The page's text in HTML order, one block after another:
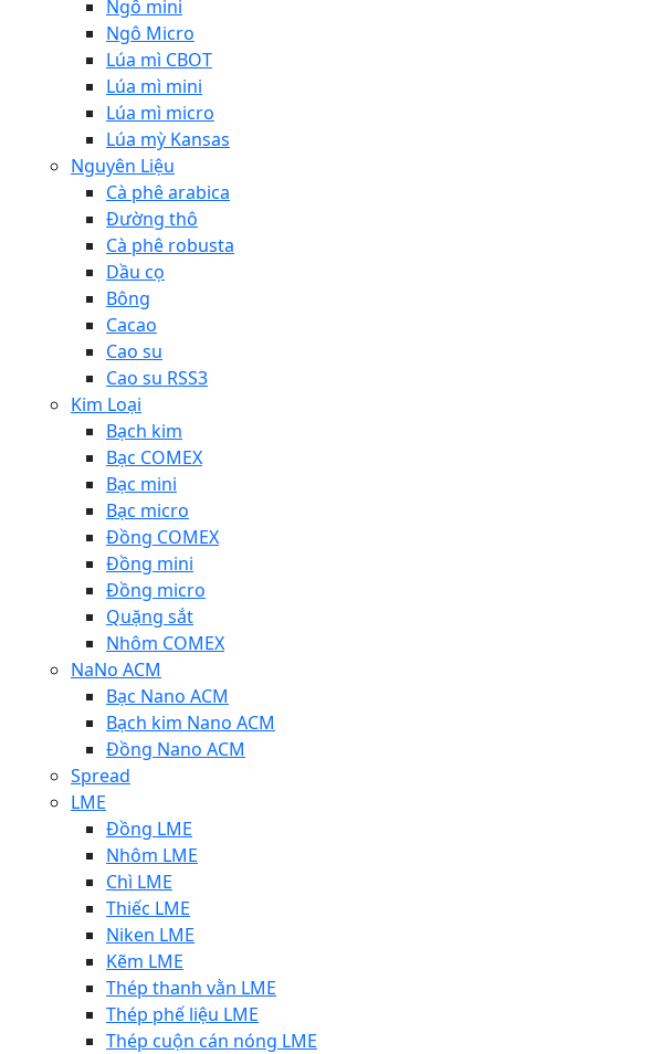
Ngô mini
Ngô Micro
Lúa mì CBOT
Lúa mì mini
Lúa mì micro
Lúa mỳ Kansas
Nguyên Liệu
Cà phê arabica
Đường thô
Cà phê robusta
Dầu cọ
Bông
Cacao
Cao su
Cao su RSS3
Kim Loại
Bạch kim
Bạc COMEX
Bạc mini
Bạc micro
Đồng COMEX
Đồng mini
Đồng micro
Quặng sắt
Nhôm COMEX
NaNo ACM
Bạc Nano ACM
Bạch kim Nano ACM
Đồng Nano ACM
Spread
LME
Đồng LME
Nhôm LME
Chì LME
Thiếc LME
Niken LME
Kẽm LME
Thép thanh vằn LME
Thép phế liệu LME
Thép cuộn cán nóng LME